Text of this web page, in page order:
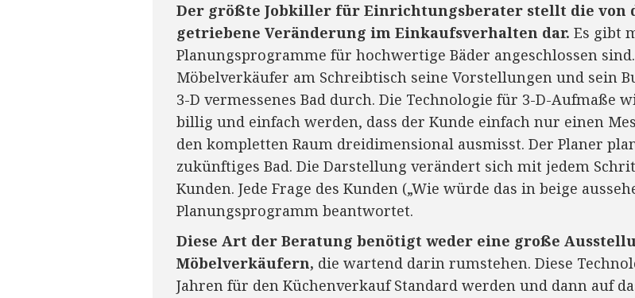
Der größte Jobkiller für Einrichtungsberater stellt die von
getriebene Veränderung im Einkaufsverhalten dar. Es gibt
Planungsprogramme für hochwertige Bäder angeschlossen
Möbelverkäufer am Schreibtisch seine Vorstellungen und sein
3-D vermessenes Bad durch. Die Technologie für 3-D-Aufmaße
billig und einfach werden, dass der Kunde einfach nur einen
den kompletten Raum dreidimensional ausmisst. Der Planer
zukünftiges Bad. Die Darstellung verändert sich mit jedem
Kunden. Jede Frage des Kunden („Wie würde das in beige
Planungsprogramm beantwortet.
Diese Art der Beratung benötigt weder eine große
Möbelverkäufern, die wartend darin rumstehen. Diese
Jahren für den Küchenverkauf Standard werden und dann auf